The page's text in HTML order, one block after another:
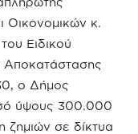
Οικονομικών κ.
Ειδικού
Αποκατάστασης
ο Δήμος
ύψους 300.000
σε δίκτυα